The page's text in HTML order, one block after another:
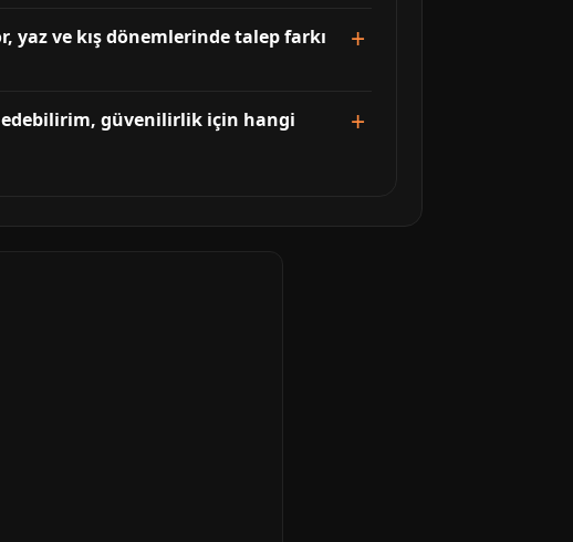
ve kış dönemlerinde talep farkı
edebilirim, güvenilirlik için hangi